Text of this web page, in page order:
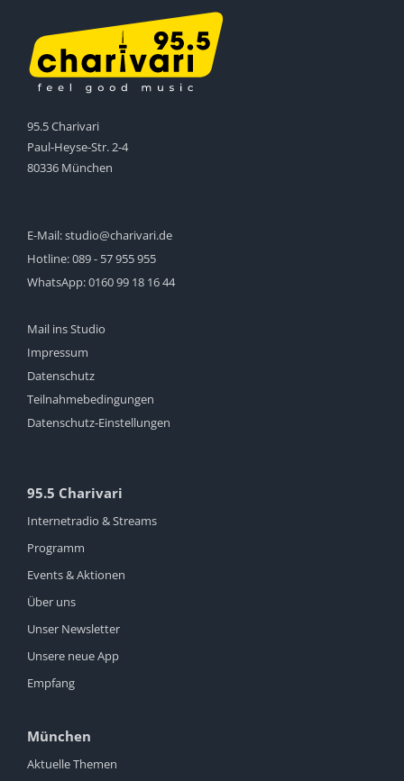
95.5 Charivari
Paul-Heyse-Str. 2-4
80336 München
E-Mail:studio@charivari.de
Hotline:089 - 57 955 955
WhatsApp:0160 99 18 16 44
Mail ins Studio
Impressum
Datenschutz
Teilnahmebedingungen
Datenschutz-Einstellungen
95.5 Charivari
Internetradio & Streams
Programm
Events & Aktionen
Über uns
Unser Newsletter
Unsere neue App
Empfang
München
Aktuelle Themen